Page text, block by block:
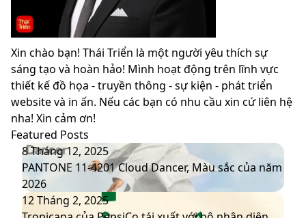
Xin chào bạn! Thái Triển là một người yêu thích sự
sáng tạo và hoàn hảo! Mình hoạt động trên lĩnh vực
thiết kế đồ họa - truyền thông - sự kiện - phát triển
website và in ấn. Nếu các bạn có nhu cầu xin cứ liên hệ
nha! Xin cảm ơn!
Featured Posts
PANTONE
11-
4201
Cloud
8 Tháng 12, 2025
PANTONE 11-4201 Cloud Dancer, Màu sắc của năm
2026
Tropicana
12 Tháng 2, 2025